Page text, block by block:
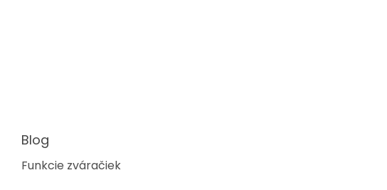
Blog
Funkcie zváračiek